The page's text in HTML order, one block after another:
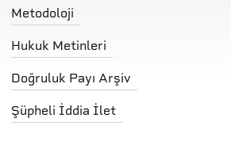
Metodoloji
Hukuk Metinleri
Doğruluk Payı Arşiv
Şüpheli İddia İlet